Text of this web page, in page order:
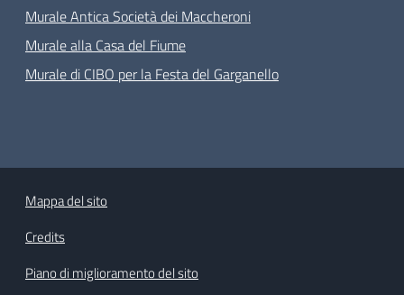
Murale Antica Società dei Maccheroni
Murale alla Casa del Fiume
Murale di CIBO per la Festa del Garganello
Mappa del sito
Credits
Piano di miglioramento del sito